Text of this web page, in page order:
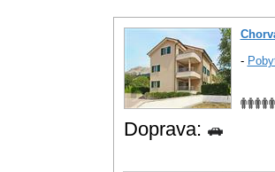
-
Doprava: